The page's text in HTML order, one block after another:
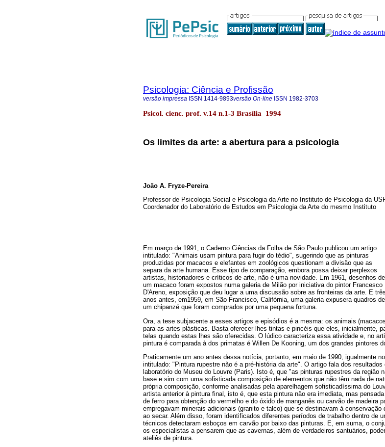
Psicologia: Ciência e Profissão
versão impressa ISSN 1414-9893versão On-line ISSN 1982-3703
Psicol. cienc. prof. v.14 n.1-3 Brasília 1994
Os limites da arte: a abertura para a psicologia
João A. Fryze-Pereira
Professor de Psicologia Social e Psicologia da Arte no Instituto de Psicologia da
Coordenador do Laboratório de Estudos em Psicologia da Arte do mesmo Instituto
Em março de 1991, o Caderno Ciências da Folha de São Paulo publicou um artigo
intitulado: "Animais usam pintura para fugir do tédio", sugerindo que as pinturas
produzidas por macacos e elefantes em zoológicos questionam a divisão que as
separa da arte humana. Esse tipo de comparação, embora possa deixar perplexos
artistas, historiadores e críticos de arte, não é uma novidade. Em 1961, desenhos de
um macaco foram expostos numa galeria de Milão por iniciativa do pintor Francesco
D'Areno, exposição que deu lugar a uma discussão sobre as fronteiras da arte. E três
anos antes, em1959, em São Francisco, Califórnia, uma galeria expusera quadros de
um chipanzé que foram comprados por uma pequena fortuna.
Ora, a tese subjacente a esses artigos e episódios é a mesma: os animais
para as artes plásticas. Basta oferecer-lhes tintas e pincéis que eles, inicialmente,
telas quando estas lhes são oferecidas. O lúdico caracteriza essa atividade e, no
pintura é comparada à dos primatas é Willen De Kooning, um dos grandes pintores
Praticamente um ano antes dessa notícia, portanto, em maio de 1990, igualmente
intitulado: "Pintura rupestre não é a pré-história da arte". O artigo fala dos
laboratório do Museu do Louvre (Paris). Isto é, que "as pinturas rupestres da região
base e sim com uma sofisticada composição de elementos que não têm nada de
própria composição, conforme analisadas pela aparelhagem sofisticadíssima do
artista anterior à pintura final, isto é, que esta pintura não era imediata, mas
de ferro para obtenção do vermelho e do óxido de manganês ou carvão de madeira
empregavam minerais adicionais (granito e talco) que se destinavam à
ao secar. Além disso, foram identificados diferentes períodos de trabalho dentro de
técnicos detectaram esboços em carvão por baixo das pinturas. E, em suma, o
os especialistas a pensarem que as cavernas, além de verdadeiros santuários,
ateliês de pintura.